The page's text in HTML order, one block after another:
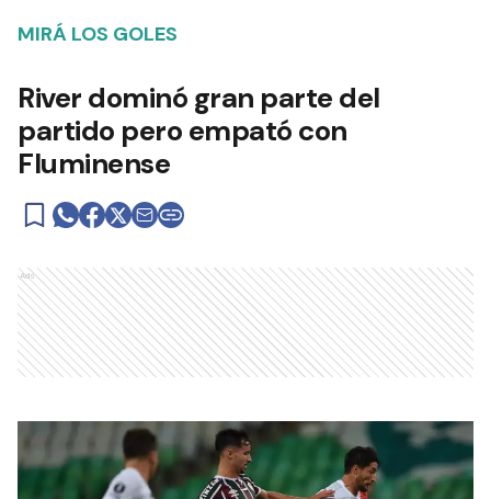
MIRÁ LOS GOLES
River dominó gran parte del
partido pero empató con
Fluminense
Ads